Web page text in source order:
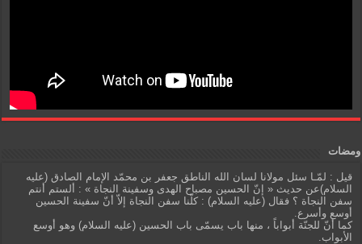
ومضات
قيل : لمّـا سئل مولانا لسان الله الناطق جعفر بن محمّد الإمام الصادق (عليه
السلام)عن حديث « إنّ الحسين مصباح الهدى وسفينة النجاة » : ألستم أنتم
سفن النجاة ؟ فقال (عليه السلام) : كلّنا سفن النجاة إلاّ أنّ سفينة الحسين
أوسع وأسرع.
كما أنّ للجنّة أبواباً ، منها باب يسمّى باب الحسين (عليه السلام) وهو أوسع
الأبواب.